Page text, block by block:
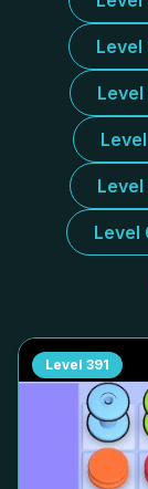
Level
Level
Level
Level 391